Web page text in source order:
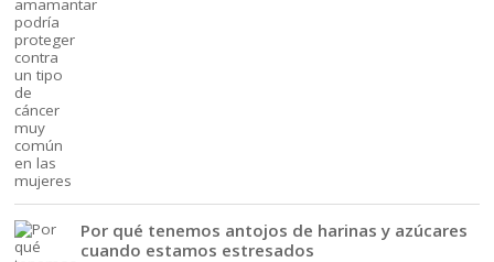
Por qué tenemos antojos de harinas y azúcares
cuando estamos estresados